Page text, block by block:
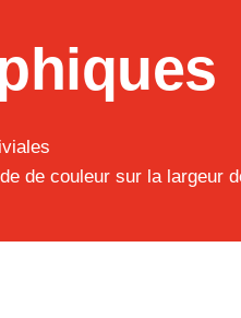
de couleur sur la largeur